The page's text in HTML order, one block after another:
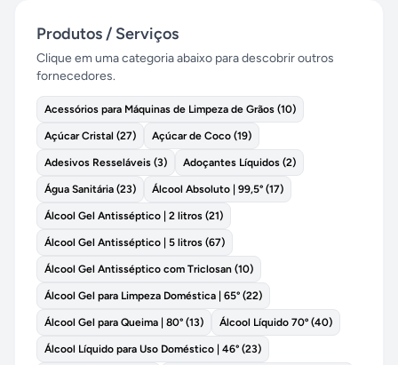
Produtos / Serviços
Clique em uma categoria abaixo para descobrir outros
fornecedores.
Acessórios para Máquinas de Limpeza de Grãos (10)
Açúcar Cristal (27) Açúcar de Coco (19)
Adesivos Resseláveis (3) Adoçantes Líquidos (2)
Água Sanitária (23) Álcool Absoluto | 99,5° (17)
Álcool Gel Antisséptico | 2 litros (21)
Álcool Gel Antisséptico | 5 litros (67)
Álcool Gel Antisséptico com Triclosan (10)
Álcool Gel para Limpeza Doméstica | 65° (22)
Álcool Gel para Queima | 80° (13) Álcool Líquido 70º (40)
Álcool Líquido para Uso Doméstico | 46° (23)